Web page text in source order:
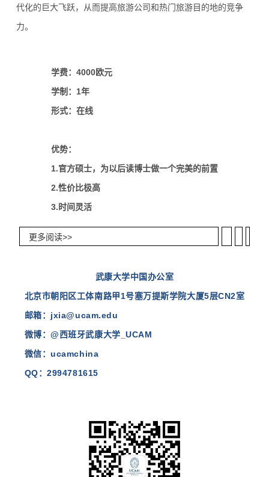
代化的巨大飞跃，从而提高旅游公司和热门旅游目的地的竞争
力。
学费：4000欧元
学制：1年
形式：在线
优势：
1.官方硕士，为以后读博士做一个完美的前置
2.性价比极高
3.时间灵活
更多阅读>>
武康大学中国办公室
北京市朝阳区工体南路甲1号塞万提斯学院大厦5层CN2室
邮箱：jxia@ucam.edu
微博：@西班牙武康大学_UCAM
微信：ucamchina
QQ：2994781615